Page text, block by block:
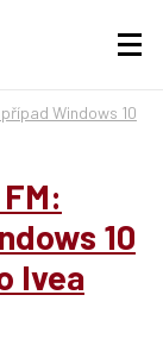
Windows 10
10
Ivea